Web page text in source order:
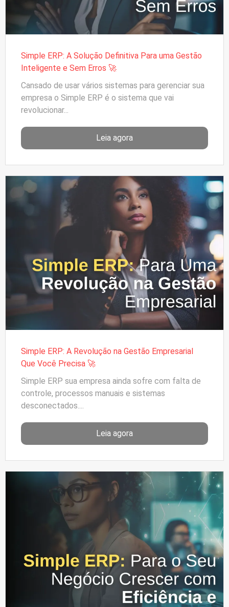
Simple ERP: A Solução Definitiva Para uma Gestão
Inteligente e Sem Erros 🚀
Cansado de usar vários sistemas para gerenciar sua
empresa o Simple ERP é o sistema que vai
revolucionar...
Leia agora
Simple ERP: A Revolução na Gestão Empresarial
Que Você Precisa 🚀
Simple ERP sua empresa ainda sofre com falta de
controle, processos manuais e sistemas
desconectados....
Leia agora